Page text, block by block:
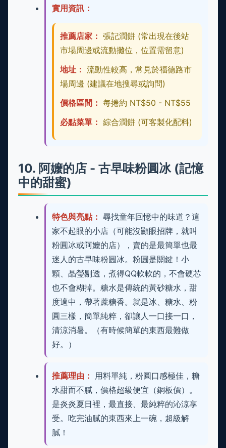
實用資訊：
推薦店家： 張記潤餅 (常出現在後站
市場周邊或流動攤位，位置需留意)
地址： 流動性較高，常見於福德路市
場周邊 (建議在地搜尋或詢問)
價格區間： 每捲約 NT$50 - NT$55
必點菜單： 綜合潤餅 (可客製化配料)
10. 阿嬤的店 - 古早味粉圓冰 (記憶
中的甜蜜)
特色與亮點： 尋找童年回憶中的味道？這
家不起眼的小店（可能沒顯眼招牌，就叫
粉圓冰或阿嬤的店），賣的是最簡單也最
迷人的古早味粉圓冰。粉圓是關鍵！小
顆、晶瑩剔透，煮得QQ軟軟的，不會硬芯
也不會糊掉。糖水是傳統的黃砂糖水，甜
度適中，帶著蔗糖香。就是冰、糖水、粉
圓三樣，簡單純粹，卻讓人一口接一口，
清涼消暑。（有時候簡單的東西最難做
好。）
推薦理由： 用料單純，粉圓口感極佳，糖
水甜而不膩，價格超級便宜（銅板價）。
是炎炎夏日裡，最直接、最純粹的沁涼享
受。吃完油膩的東西來上一碗，超級解
膩！